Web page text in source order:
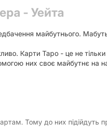
- Уейта
майбутнього.
Карти Таро - це не
них своє майбутнє на
Тому до них підійдуть